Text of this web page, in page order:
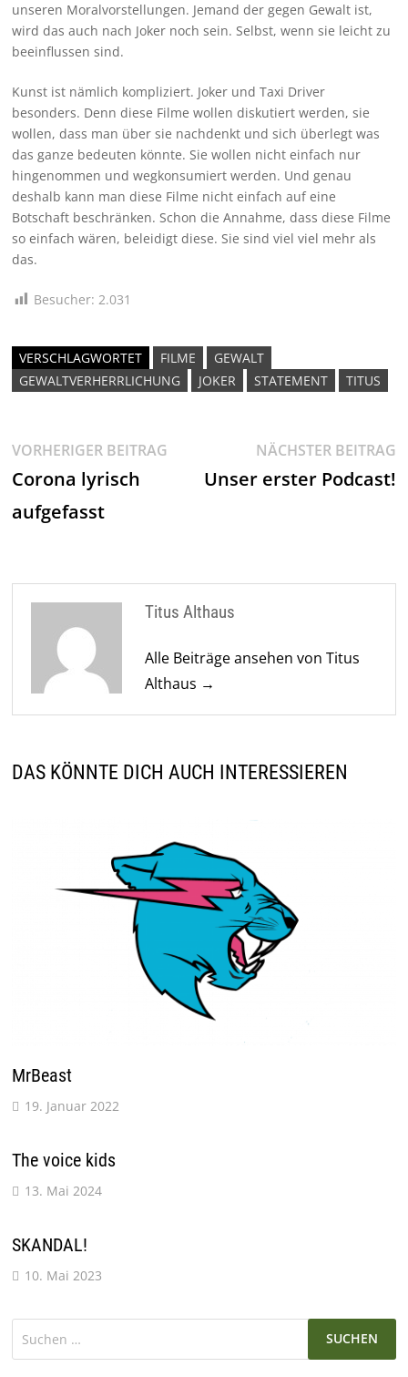
unseren Moralvorstellungen. Jemand der gegen Gewalt ist,
wird das auch nach Joker noch sein. Selbst, wenn sie leicht zu
beeinflussen sind.
Kunst ist nämlich kompliziert. Joker und Taxi Driver
besonders. Denn diese Filme wollen diskutiert werden, sie
wollen, dass man über sie nachdenkt und sich überlegt was
das ganze bedeuten könnte. Sie wollen nicht einfach nur
hingenommen und wegkonsumiert werden. Und genau
deshalb kann man diese Filme nicht einfach auf eine
Botschaft beschränken. Schon die Annahme, dass diese Filme
so einfach wären, beleidigt diese. Sie sind viel viel mehr als
das.
Besucher: 2.031
VERSCHLAGWORTET FILME
GEWALT
GEWALTVERHERRLICHUNG
JOKER STATEMENT TITUS
Beitragsnavigation
VORHERIGER BEITRAGVorheriger
Beitrag:
Corona lyrisch
aufgefasst
NÄCHSTER BEITRAG
Unser erster Podcast!
Titus Althaus
Alle Beiträge ansehen von Titus
Althaus →
DAS KÖNNTE DICH AUCH INTERESSIEREN
MrBeast
19. Januar 2022
The voice kids
13. Mai 2024
SKANDAL!
10. Mai 2023